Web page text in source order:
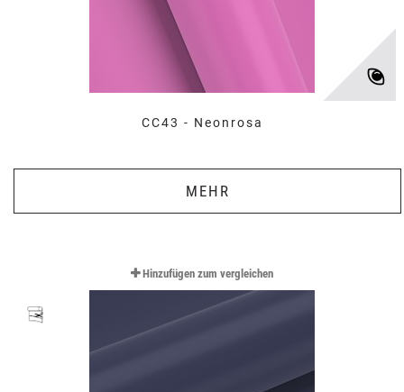
CC43 - Neonrosa
MEHR
Hinzufügen zum vergleichen